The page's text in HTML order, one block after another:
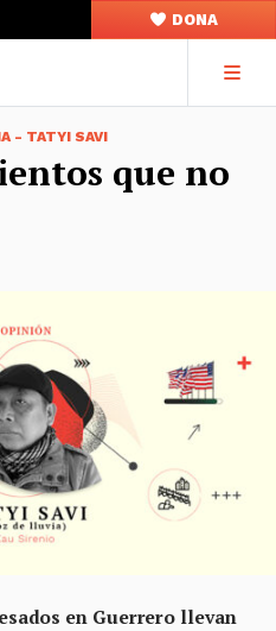
DONA
- TATYI SAVI
que no
en Guerrero llevan